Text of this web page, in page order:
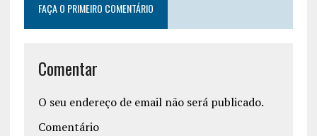
FAÇA O PRIMEIRO COMENTÁRIO
Comentar
O seu endereço de email não será publicado.
Comentário